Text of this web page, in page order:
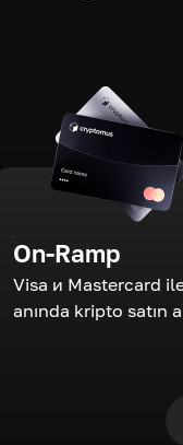
On-Ramp
Visa и Mastercard
anında kripto satın